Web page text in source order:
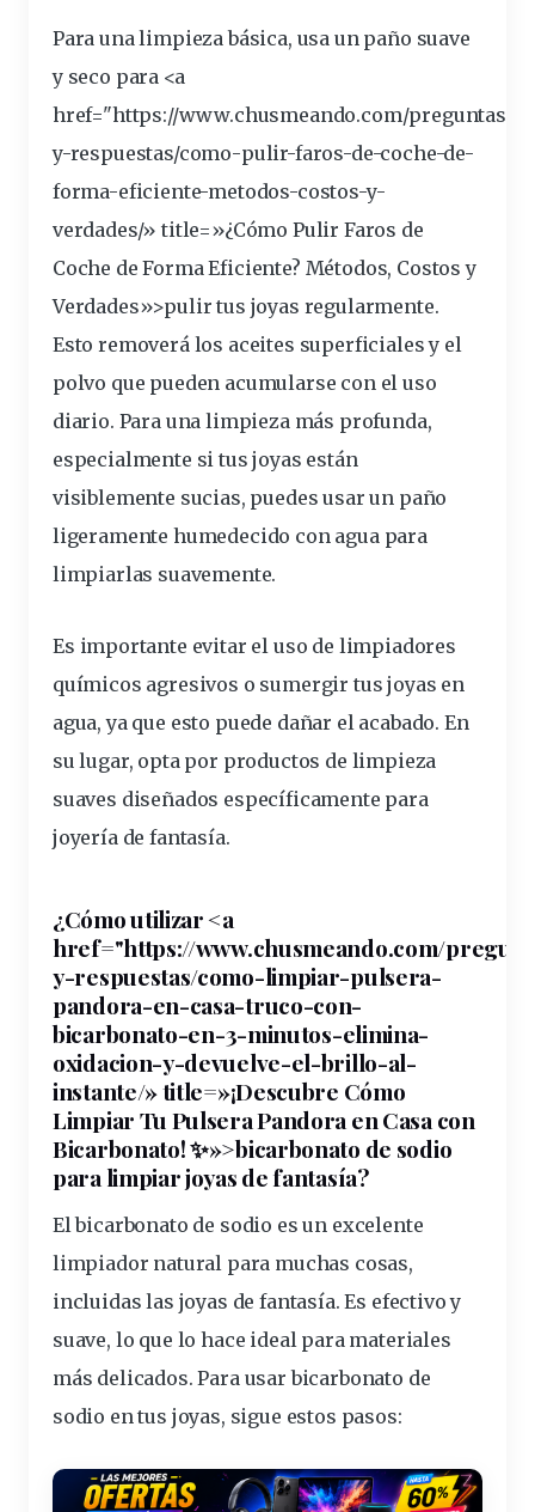
Para una limpieza básica, usa un paño suave
y seco para <a
href="https://www.chusmeando.com/preguntas-
y-respuestas/como-pulir-faros-de-coche-de-
forma-eficiente-metodos-costos-y-
verdades/» title=»¿Cómo Pulir Faros de
Coche de Forma Eficiente? Métodos, Costos y
Verdades»>pulir tus joyas regularmente.
Esto removerá los aceites superficiales y el
polvo que pueden acumularse con el uso
diario. Para una limpieza más profunda,
especialmente si tus joyas están
visiblemente sucias, puedes usar un paño
ligeramente humedecido con agua para
limpiarlas suavemente.
Es importante evitar el uso de limpiadores
químicos agresivos o sumergir tus joyas en
agua, ya que esto puede dañar el acabado. En
su lugar, opta por productos de limpieza
suaves diseñados específicamente para
joyería de fantasía.
¿Cómo utilizar <a
href="https://www.chusmeando.com/
y-respuestas/como-limpiar-pulsera-
pandora-en-casa-truco-con-
bicarbonato-en-3-minutos-elimina-
oxidacion-y-devuelve-el-brillo-al-
instante/» title=»¡Descubre Cómo
Limpiar Tu Pulsera Pandora en Casa con
Bicarbonato! ✨»>bicarbonato de sodio
para limpiar joyas de fantasía?
El bicarbonato de sodio es un excelente
limpiador natural para muchas cosas,
incluidas las joyas de fantasía.Es efectivo y
suave, lo que lo hace ideal para materiales
más delicados. Para usar bicarbonato de
sodio en tus joyas, sigue estos pasos: